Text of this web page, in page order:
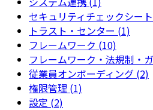
セキュリティチェックシー
トラスト・センター (1)
フレームワーク (10)
フレームワーク・法規制・
従業員オンボーディング (2)
権限管理 (1)
設定 (2)